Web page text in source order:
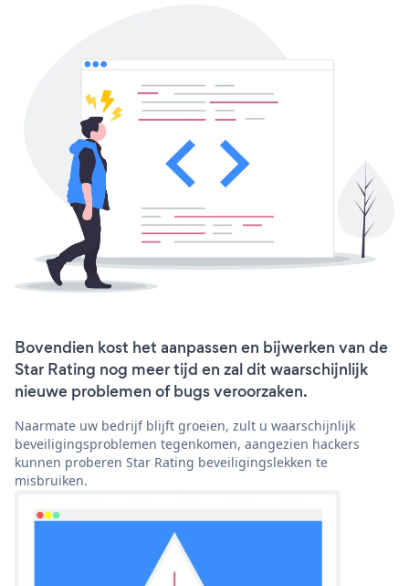
Bovendien kost het aanpassen en bijwerken van de
Star Rating nog meer tijd en zal dit waarschijnlijk
nieuwe problemen of bugs veroorzaken.
Naarmate uw bedrijf blijft groeien, zult u waarschijnlijk
beveiligingsproblemen tegenkomen, aangezien hackers
kunnen proberen Star Rating beveiligingslekken te
misbruiken.